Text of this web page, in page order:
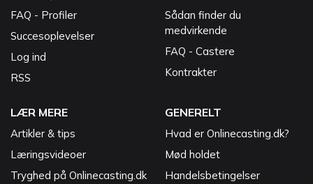
FAQ - Profiler
Succesoplevelser
Log ind
RSS
Sådan finder du
medvirkende
FAQ - Castere
Kontrakter
LÆR MERE
Artikler & tips
Læringsvideoer
Tryghed på Onlinecasting.dk
GENERELT
Hvad er Onlinecasting.dk?
Mød holdet
Handelsbetingelser